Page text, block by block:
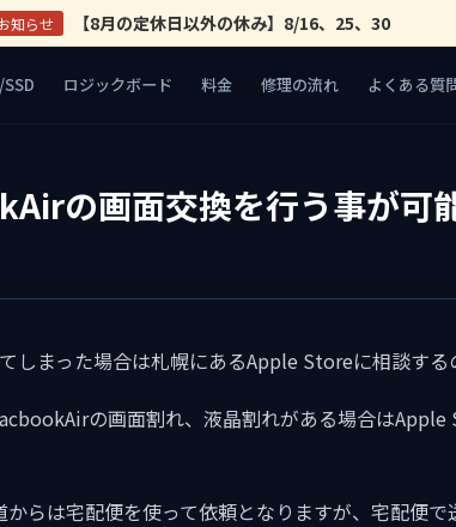
知らせ 【8月の定休日以外の休み】8/16、25、30
ロジックボード 料金 修理の流れ よくある質
の画面交換を行う事が可
しまった場合は札幌にあるApple Storeに相談する
の画面割れ、液晶割れがある場合は
らは宅配便を使って依頼となりますが、宅配便で